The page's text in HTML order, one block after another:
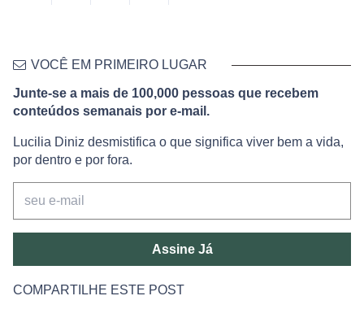
VOCÊ EM PRIMEIRO LUGAR
Junte-se a mais de 100,000 pessoas que recebem
conteúdos semanais por e-mail.
Lucilia Diniz desmistifica o que significa viver bem a vida,
por dentro e por fora.
Assine Já
COMPARTILHE ESTE POST